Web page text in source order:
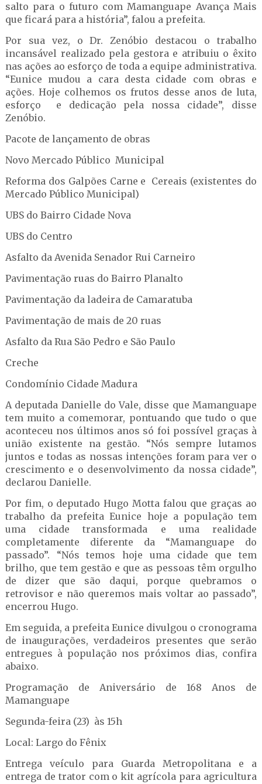
salto para o futuro com Mamanguape Avança Mais
que ficará para a história”, falou a prefeita.
Por sua vez, o Dr. Zenóbio destacou o trabalho
incansável realizado pela gestora e atribuiu o êxito
nas ações ao esforço de toda a equipe administrativa.
“Eunice mudou a cara desta cidade com obras e
ações. Hoje colhemos os frutos desse anos de luta,
esforço e dedicação pela nossa cidade”, disse
Zenóbio.
Pacote de lançamento de obras
Novo Mercado Público Municipal
Reforma dos Galpões Carne e Cereais (existentes do
Mercado Público Municipal)
UBS do Bairro Cidade Nova
UBS do Centro
Asfalto da Avenida Senador Rui Carneiro
Pavimentação ruas do Bairro Planalto
Pavimentação da ladeira de Camaratuba
Pavimentação de mais de 20 ruas
Asfalto da Rua São Pedro e São Paulo
Creche
Condomínio Cidade Madura
A deputada Danielle do Vale, disse que Mamanguape
tem muito a comemorar, pontuando que tudo o que
aconteceu nos últimos anos só foi possível graças à
união existente na gestão. “Nós sempre lutamos
juntos e todas as nossas intenções foram para ver o
crescimento e o desenvolvimento da nossa cidade”,
declarou Danielle.
Por fim, o deputado Hugo Motta falou que graças ao
trabalho da prefeita Eunice hoje a população tem
uma cidade transformada e uma realidade
completamente diferente da “Mamanguape do
passado”. “Nós temos hoje uma cidade que tem
brilho, que tem gestão e que as pessoas têm orgulho
de dizer que são daqui, porque quebramos o
retrovisor e não queremos mais voltar ao passado”,
encerrou Hugo.
Em seguida, a prefeita Eunice divulgou o cronograma
de inaugurações, verdadeiros presentes que serão
entregues à população nos próximos dias, confira
abaixo.
Programação de Aniversário de 168 Anos de
Mamanguape
Segunda-feira (23) às 15h
Local: Largo do Fênix
Entrega veículo para Guarda Metropolitana e a
entrega de trator com o kit agrícola para agricultura